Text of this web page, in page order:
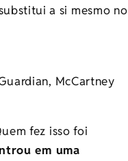
McCartney
fez isso foi
em uma